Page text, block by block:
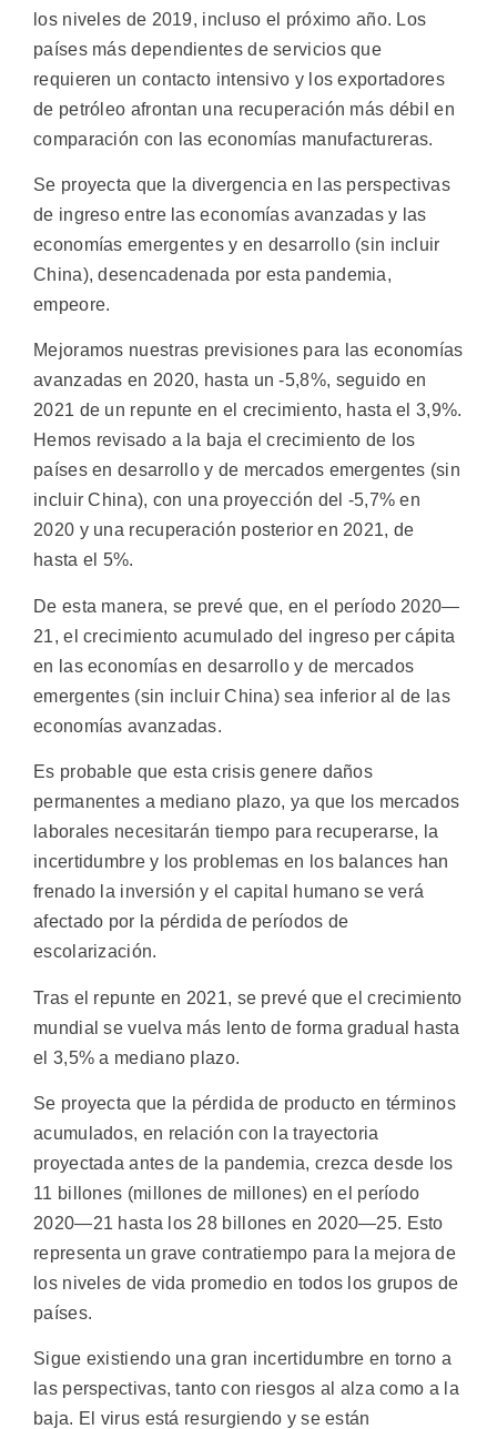
los niveles de 2019, incluso el próximo año. Los
países más dependientes de servicios que
requieren un contacto intensivo y los exportadores
de petróleo afrontan una recuperación más débil en
comparación con las economías manufactureras.
Se proyecta que la divergencia en las perspectivas
de ingreso entre las economías avanzadas y las
economías emergentes y en desarrollo (sin incluir
China), desencadenada por esta pandemia,
empeore.
Mejoramos nuestras previsiones para las economías
avanzadas en 2020, hasta un -5,8%, seguido en
2021 de un repunte en el crecimiento, hasta el 3,9%.
Hemos revisado a la baja el crecimiento de los
países en desarrollo y de mercados emergentes (sin
incluir China), con una proyección del -5,7% en
2020 y una recuperación posterior en 2021, de
hasta el 5%.
De esta manera, se prevé que, en el período 2020—
21, el crecimiento acumulado del ingreso per cápita
en las economías en desarrollo y de mercados
emergentes (sin incluir China) sea inferior al de las
economías avanzadas.
Es probable que esta crisis genere daños
permanentes a mediano plazo, ya que los mercados
laborales necesitarán tiempo para recuperarse, la
incertidumbre y los problemas en los balances han
frenado la inversión y el capital humano se verá
afectado por la pérdida de períodos de
escolarización.
Tras el repunte en 2021, se prevé que el crecimiento
mundial se vuelva más lento de forma gradual hasta
el 3,5% a mediano plazo.
Se proyecta que la pérdida de producto en términos
acumulados, en relación con la trayectoria
proyectada antes de la pandemia, crezca desde los
11 billones (millones de millones) en el período
2020—21 hasta los 28 billones en 2020—25. Esto
representa un grave contratiempo para la mejora de
los niveles de vida promedio en todos los grupos de
países.
Sigue existiendo una gran incertidumbre en torno a
las perspectivas, tanto con riesgos al alza como a la
baja. El virus está resurgiendo y se están